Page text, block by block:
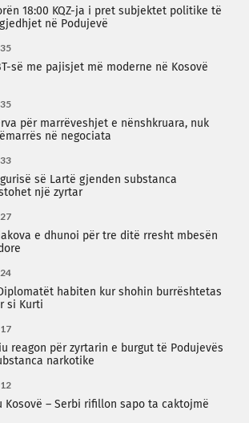
18:00 KQZ-ja i pret subjektet politike të
në Podujevë
së me pajisjet më moderne në Kosovë
për marrëveshjet e nënshkruara, nuk
në negociata
së Lartë gjenden substanca
një zyrtar
e dhunoi për tre ditë rresht mbesën
habiten kur shohin burrështetas
si Kurti
reagon për zyrtarin e burgut të Podujevës
narkotike
Kosovë – Serbi rifillon sapo ta caktojmë